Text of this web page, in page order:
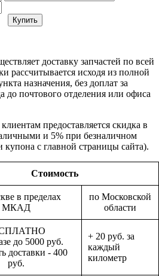
доставку запчастей по всей
рассчитывается исходя из полной
назначения, без доплат за
до почтового отделения или офиса
предоставляется скидка в
и 5% при безналичном
купона с главной страницы сайта).
Стоимость
в пределах
МКАД
по Московской
области
до 5000 руб.
доставки - 400
руб.
+ 20 руб. за
каждый
километр